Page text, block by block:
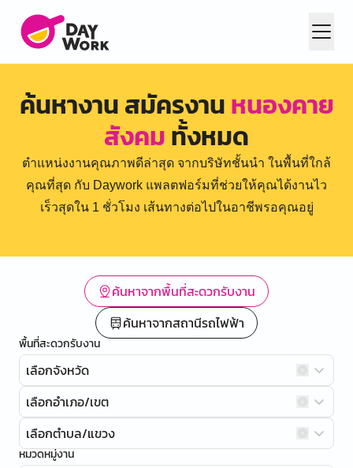
ค้นหางาน สมัครงานหนองคาย
สังคมทั้งหมด
ตำแหน่งงานคุณภาพดีล่าสุด จากบริษัทชั้นนำ ในพื้นที่ใกล้
คุณที่สุด กับ Daywork แพลตฟอร์มที่ช่วยให้คุณได้งานไว
เร็วสุดใน 1 ชั่วโมง เส้นทางต่อไปในอาชีพรอคุณอยู่
ค้นหาจากพื้นที่สะดวกรับงาน
ค้นหาจากสถานีรถไฟฟ้า
พื้นที่สะดวกรับงาน
เลือกจังหวัด
เลือกอำเภอ/เขต
เลือกตำบล/แขวง
หมวดหมู่งาน